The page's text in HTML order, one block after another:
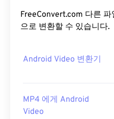
FreeConvert.com 다른 파일도 Android
으로 변환할 수 있습니다.
Android Video 변환기
MP4 에게 Android
Video